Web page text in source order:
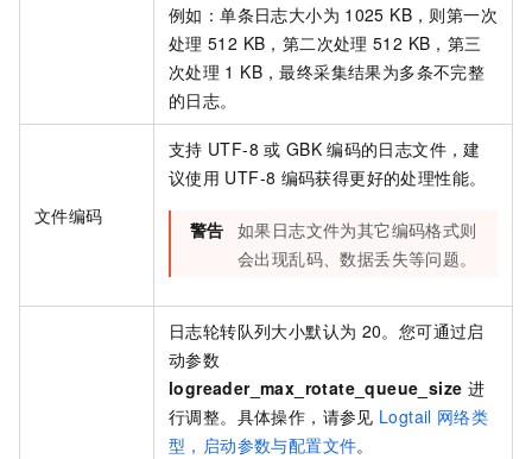
例如：单条日志大小为 1025 KB，则第一次
处理 512 KB，第二次处理 512 KB，第三
次处理 1 KB，最终采集结果为多条不完整
的日志。
文件编码
支持 UTF-8 或 GBK 编码的日志文件，建
议使用 UTF-8 编码获得更好的处理性能。
警告 如果日志文件为其它编码格式则
会出现乱码、数据丢失等问题。
日志轮转队列大小默认为 20。您可通过启
动参数
logreader_max_rotate_queue_size 进
行调整。具体操作，请参见 Logtail 网络类
型，启动参数与配置文件。